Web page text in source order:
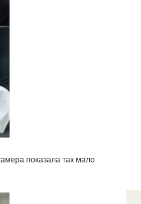
показала так мало